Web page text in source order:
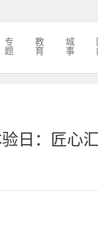
专
题
教
育
城
事
日：匠心汇